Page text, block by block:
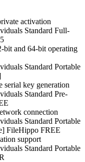
activation
Standard Full-
bit and 64-bit operating
Standard Portable
serial key generation
Standard Pre-
connection
Standard Portable
FileHippo FREE
support
Standard Portable